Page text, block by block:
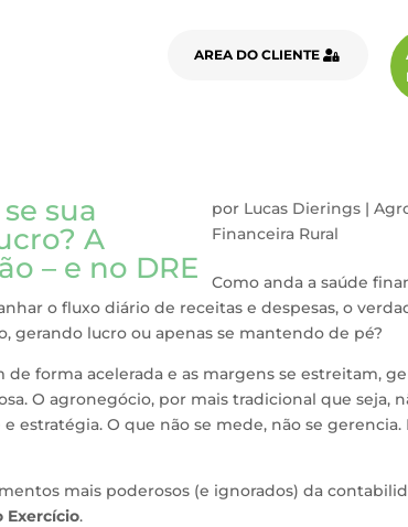
AREA DO CLIENTE
sua
A
– e no DRE
por Lucas Dierings|
Financeira Rural
Como anda a saúde
o fluxo diário de receitas e despesas, o
gerando lucro ou apenas se mantendo de pé?
forma acelerada e as margens se estreitam,
O agronegócio, por mais tradicional que seja,
estratégia. O que não se mede, não se gerencia.
mais poderosos (e ignorados) da
Exercício.